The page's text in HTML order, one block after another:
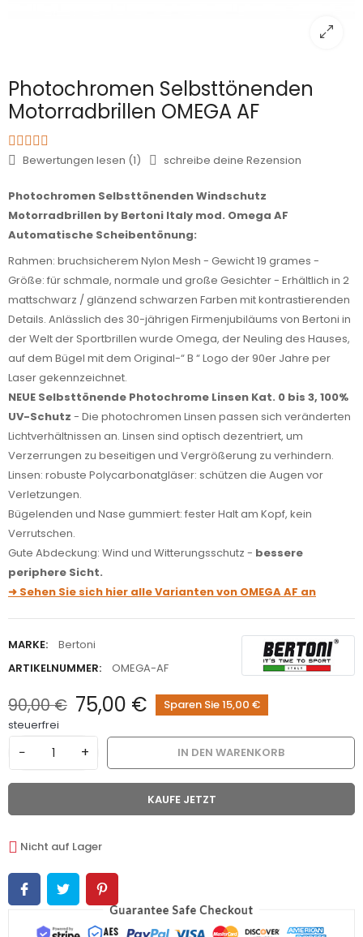
Photochromen Selbsttönenden
Motorradbrillen OMEGA AF
Bewertungen lesen (1) schreibe deine Rezension
Photochromen Selbsttönenden Windschutz
Motorradbrillen by Bertoni Italy mod. Omega AF
Automatische Scheibentönung:
Rahmen: bruchsicherem Nylon Mesh - Gewicht 19 grames -
Größe: für schmale, normale und große Gesichter - Erhältlich in 2
mattschwarz / glänzend schwarzen Farben mit kontrastierenden
Details. Anlässlich des 30-jährigen Firmenjubiläums von Bertoni in
der Welt der Sportbrillen wurde Omega, der Neuling des Hauses,
auf dem Bügel mit dem Original-“ B “ Logo der 90er Jahre per
Laser gekennzeichnet.
NEUE Selbsttönende Photochrome Linsen Kat. 0 bis 3, 100%
UV-Schutz - Die photochromen Linsen passen sich veränderten
Lichtverhältnissen an. Linsen sind optisch dezentriert, um
Verzerrungen zu beseitigen und Vergrößerung zu verhindern.
Linsen: robuste Polycarbonatgläser: schützen die Augen vor
Verletzungen.
Bügelenden und Nase gummiert: fester Halt am Kopf, kein
Verrutschen.
Gute Abdeckung: Wind und Witterungsschutz - bessere
periphere Sicht.
➜ Sehen Sie sich hier alle Varianten von OMEGA AF an
MARKE:
Bertoni
ARTIKELNUMMER:
OMEGA-AF
90,00 € 75,00 €
Sparen Sie 15,00 €
steuerfrei
− + IN DEN WARENKORB
KAUFE JETZT
Nicht auf Lager